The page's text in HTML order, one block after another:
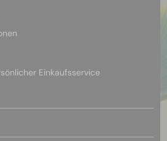
Einkaufsservice